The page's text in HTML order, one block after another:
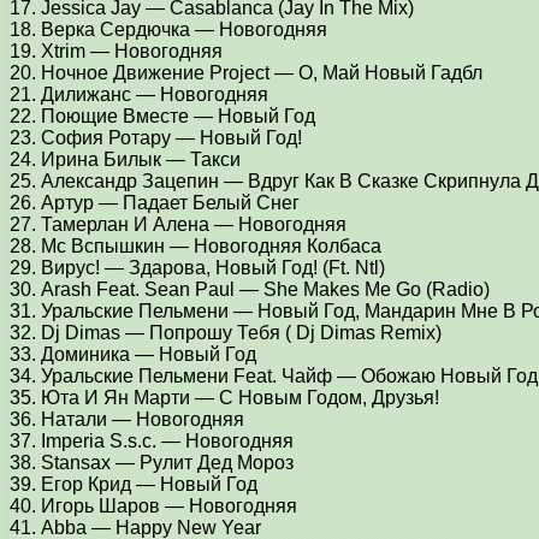
17. Jessica Jay — Casablanca (Jay In The Mix)
18. Верка Сердючка — Новогодняя
19. Xtrim — Новогодняя
20. Ночное Движение Project — O, Май Новый Гадбл
21. Дилижанс — Новогодняя
22. Поющие Вместе — Новый Год
23. София Ротару — Новый Год!
24. Ирина Билык — Такси
25. Александр Зацепин — Вдруг Как В Сказке Скрипнула
26. Артур — Падает Белый Снег
27. Тамерлан И Алена — Новогодняя
28. Мс Вспышкин — Новогодняя Колбаса
29. Вирус! — Здарова, Новый Год! (Ft. Ntl)
30. Arash Feat. Sean Paul — She Makes Me Go (Radio)
31. Уральские Пельмени — Новый Год, Мандарин Мне В
32. Dj Dimas — Попрошу Тебя ( Dj Dimas Remix)
33. Доминика — Новый Год
34. Уральские Пельмени Feat. Чайф — Обожаю Новый Год
35. Юта И Ян Марти — С Новым Годом, Друзья!
36. Натали — Новогодняя
37. Imperia S.s.c. — Новогодняя
38. Stansax — Рулит Дед Мороз
39. Егор Крид — Новый Год
40. Игорь Шаров — Новогодняя
41. Abba — Happy New Year